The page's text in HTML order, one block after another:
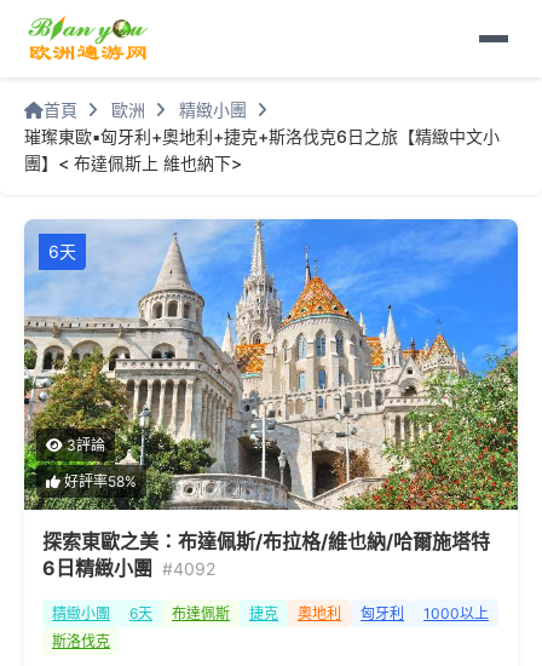
首頁 歐洲
精緻小團
璀璨東歐▪匈牙利+奧地利+捷克+斯洛伐克6日之旅【精緻中文小
團】< 布達佩斯上 維也納下>
6天
3評論
好評率58%
探索東歐之美：布達佩斯/布拉格/維也納/哈爾施塔特
6日精緻小團 #4092
精緻小團 6天 布達佩斯 捷克 奧地利 匈牙利
1000以上
斯洛伐克